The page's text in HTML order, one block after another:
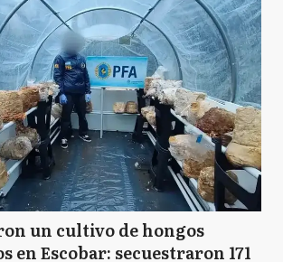
un cultivo de hongos
en Escobar: secuestraron 171